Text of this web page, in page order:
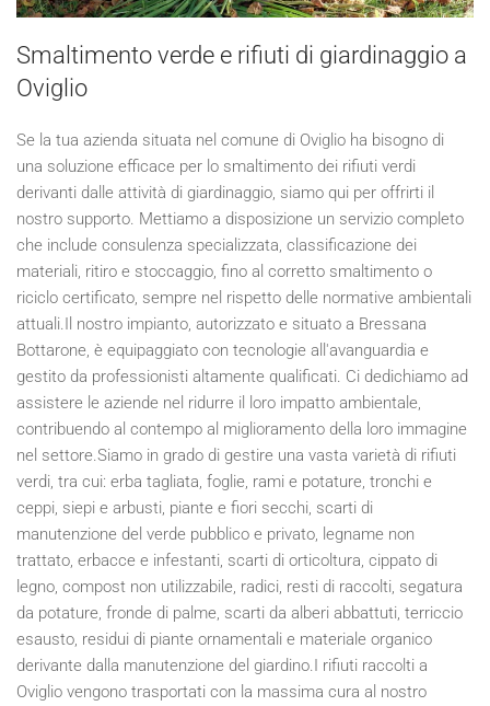
Smaltimento verde e rifiuti di giardinaggio a
Oviglio
Se la tua azienda situata nel comune di Oviglio ha bisogno di
una soluzione efficace per lo smaltimento dei rifiuti verdi
derivanti dalle attività di giardinaggio, siamo qui per offrirti il
nostro supporto. Mettiamo a disposizione un servizio completo
che include consulenza specializzata, classificazione dei
materiali, ritiro e stoccaggio, fino al corretto smaltimento o
riciclo certificato, sempre nel rispetto delle normative ambientali
attuali.Il nostro impianto, autorizzato e situato a Bressana
Bottarone, è equipaggiato con tecnologie all'avanguardia e
gestito da professionisti altamente qualificati. Ci dedichiamo ad
assistere le aziende nel ridurre il loro impatto ambientale,
contribuendo al contempo al miglioramento della loro immagine
nel settore.Siamo in grado di gestire una vasta varietà di rifiuti
verdi, tra cui: erba tagliata, foglie, rami e potature, tronchi e
ceppi, siepi e arbusti, piante e fiori secchi, scarti di
manutenzione del verde pubblico e privato, legname non
trattato, erbacce e infestanti, scarti di orticoltura, cippato di
legno, compost non utilizzabile, radici, resti di raccolti, segatura
da potature, fronde di palme, scarti da alberi abbattuti, terriccio
esausto, residui di piante ornamentali e materiale organico
derivante dalla manutenzione del giardino.I rifiuti raccolti a
Oviglio vengono trasportati con la massima cura al nostro